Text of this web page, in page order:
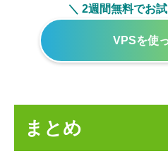
＼ 2週間無料でお
VPSを使
まとめ